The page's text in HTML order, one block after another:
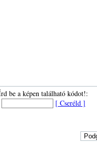
be a képen található kódot!:
[ Cseréld ]